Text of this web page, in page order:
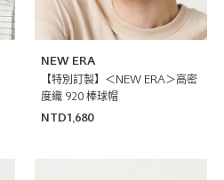
NEW ERA
【特別訂製】＜NEW ERA＞高密
度織 920 棒球帽
NTD1,680